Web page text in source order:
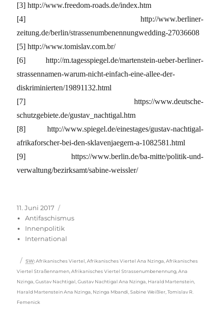
[3] http://www.freedom-roads.de/index.htm
[4] http://www.berliner-
zeitung.de/berlin/strassenumbenennungwedding-27036608
[5] http://www.tomislav.com.br/
[6] http://m.tagesspiegel.de/martenstein-ueber-berliner-
strassennamen-warum-nicht-einfach-eine-allee-der-
diskriminierten/19891132.html
[7] https://www.deutsche-
schutzgebiete.de/gustav_nachtigal.htm
[8] http://www.spiegel.de/einestages/gustav-nachtigal-
afrikaforscher-bei-den-sklavenjaegern-a-1082581.html
[9] https://www.berlin.de/ba-mitte/politik-und-
verwaltung/bezirksamt/sabine-weissler/
Veröffentlicht
am
11. Juni 2017
Antifaschismus
Innenpolitik
International
Schlagwörter
SW: Afrikanisches Viertel ,Afrikanisches Viertel Ana Nzinga ,Afrikanisches
Viertel Straßennamen ,Afrikanisches Viertel Strassenumbenennung ,Ana
Nzinga ,Gustav Nachtigal ,Gustav Nachtigal Ana Nzinga Harald Martenstein
Harald Martenstein Ana Nzinga Nzinga Mbandi ,Sabine Weißler ,Tomislav R.
Femenick